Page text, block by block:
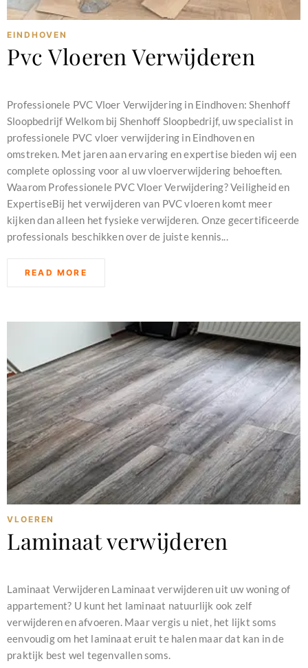
EINDHOVEN
Pvc Vloeren Verwijderen
Professionele PVC Vloer Verwijdering in Eindhoven: Shenhoff
Sloopbedrijf Welkom bij Shenhoff Sloopbedrijf, uw specialist in
professionele PVC vloer verwijdering in Eindhoven en
omstreken. Met jaren aan ervaring en expertise bieden wij een
complete oplossing voor al uw vloerverwijdering behoeften.
Waarom Professionele PVC Vloer Verwijdering? Veiligheid en
ExpertiseBij het verwijderen van PVC vloeren komt meer
kijken dan alleen het fysieke verwijderen. Onze gecertificeerde
professionals beschikken over de juiste kennis...
READ MORE
VLOEREN
Laminaat verwijderen
Laminaat Verwijderen Laminaat verwijderen uit uw woning of
appartement? U kunt het laminaat natuurlijk ook zelf
verwijderen en afvoeren. Maar vergis u niet, het lijkt soms
eenvoudig om het laminaat eruit te halen maar dat kan in de
praktijk best wel tegenvallen soms.